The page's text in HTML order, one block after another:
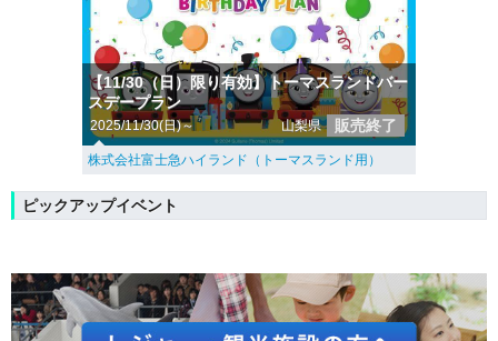
【11/30（日）限り有効】トーマスランドバー
スデープラン
2025/11/30(日)～ 山梨県 販売終了
株式会社富士急ハイランド（トーマスランド用）
ピックアップイベント